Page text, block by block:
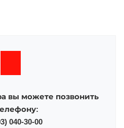
вы можете позвонить
040-30-00